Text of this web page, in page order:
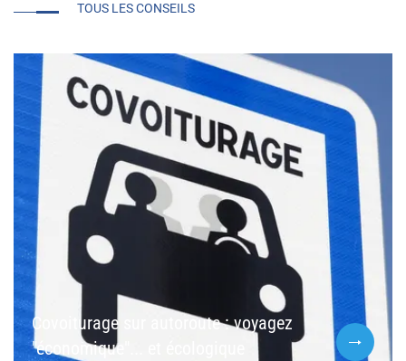
TOUS LES CONSEILS
Covoiturage sur autoroute : voyagez
"économique"... et écologique